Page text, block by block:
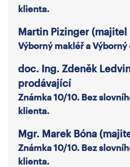
klienta.
Martin Pizinger (majitel
Výborný makléř a Výborný
doc. Ing. Zdeněk
prodávající
Známka 10/10. Bez
klienta.
Mgr. Marek Bóna
Známka 10/10. Bez
klienta.